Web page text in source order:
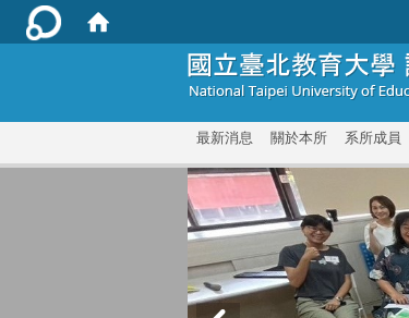
最新消息 關於本所 系所成員